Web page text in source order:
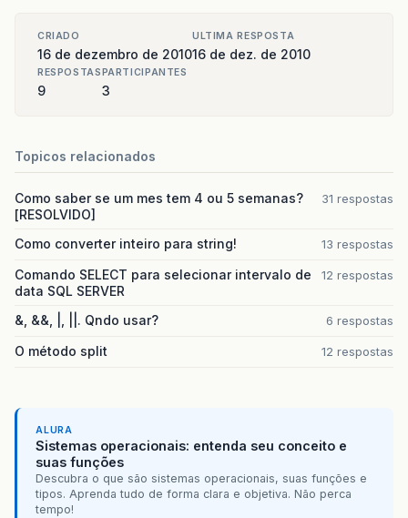
CRIADO
16 de dezembro de 2010
ULTIMA RESPOSTA
16 de dez. de 2010
RESPOSTAS
9
PARTICIPANTES
3
Topicos relacionados
Como saber se um mes tem 4 ou 5 semanas?
[RESOLVIDO]
31 respostas
Como converter inteiro para string! 13 respostas
Comando SELECT para selecionar intervalo de
data SQL SERVER
12 respostas
&, &&, |, ||. Qndo usar? 6 respostas
O método split 12 respostas
ALURA
Sistemas operacionais: entenda seu conceito e
suas funções
Descubra o que são sistemas operacionais, suas funções e
tipos. Aprenda tudo de forma clara e objetiva. Não perca
tempo!